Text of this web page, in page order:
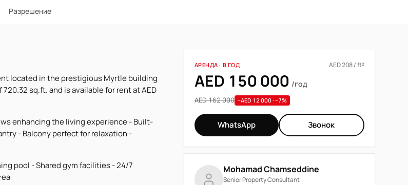
Разрешение
located in the prestigious Myrtle building
sq.ft. and is available for rent at AED
enhancing the living experience - Built-
- Balcony perfect for relaxation -
pool - Shared gym facilities - 24/7
АРЕНДА · В ГОД AED 208 / ft²
AED 150 000 /год
AED 162 000 −AED 12 000 · −7%
WhatsApp Звонок
Mohamad Chamseddine
Senior Property Consultant